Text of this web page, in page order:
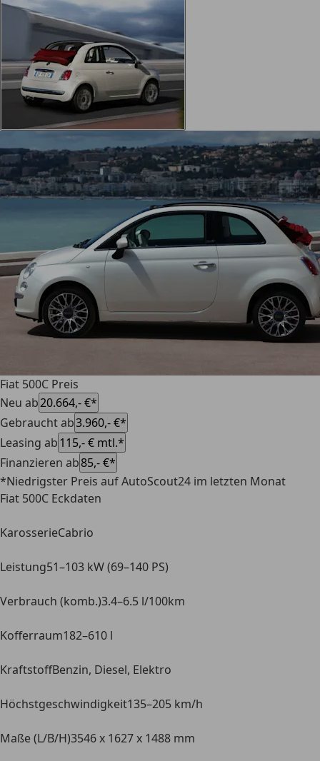
Fiat 500C Preis
Neu ab20.664,- €*
Gebraucht ab3.960,- €*
Leasing ab115,- € mtl.*
Finanzieren ab85,- €*
*Niedrigster Preis auf AutoScout24 im letzten Monat
Fiat 500C Eckdaten
KarosserieCabrio
Leistung51–103 kW (69–140 PS)
Verbrauch (komb.)3.4–6.5 l/100km
Kofferraum182–610 l
KraftstoffBenzin, Diesel, Elektro
Höchstgeschwindigkeit135–205 km/h
Maße (L/B/H)3546 x 1627 x 1488 mm